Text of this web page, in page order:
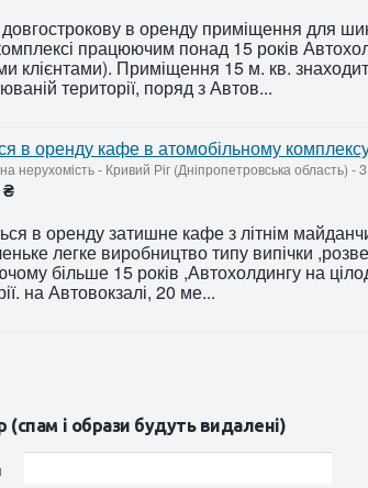
в оренду приміщення для
працюючим понад 15 років
клієнтами). Приміщення 15 м. кв.
території, поряд з Автов...
в оренду кафе в атомобільному
нерухомість- Кривий Ріг (Дніпропетровська область) -
₴
в оренду затишне кафе з літнім
легке виробництво типу випічки
більше 15 років ,Автохолдингу на
на Автовокзалі, 20 ме...
(спам і образи будуть видалені)